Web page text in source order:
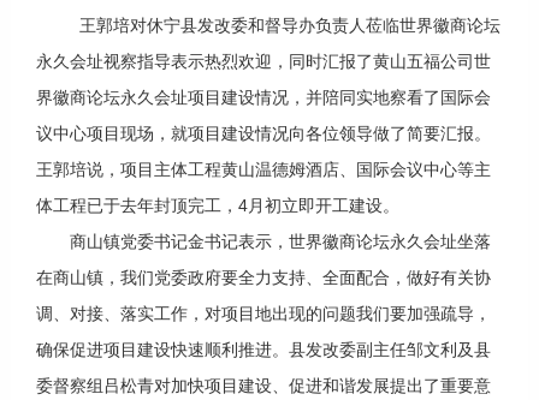
王郭培对休宁县发改委和督导办负责人莅临世界徽商论坛
永久会址视察指导表示热烈欢迎，同时汇报了黄山五福公司世
界徽商论坛永久会址项目建设情况，并陪同实地察看了国际会
议中心项目现场，就项目建设情况向各位领导做了简要汇报。
王郭培说，项目主体工程黄山温德姆酒店、国际会议中心等主
体工程已于去年封顶完工，4月初立即开工建设。
商山镇党委书记金书记表示，世界徽商论坛永久会址坐落
在商山镇，我们党委政府要全力支持、全面配合，做好有关协
调、对接、落实工作，对项目地出现的问题我们要加强疏导，
确保促进项目建设快速顺利推进。县发改委副主任邹文利及县
委督察组吕松青对加快项目建设、促进和谐发展提出了重要意